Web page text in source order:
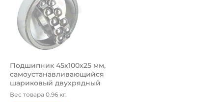
Подшипник 45х100х25 мм,
самоустанавливающийся
шариковый двухрядный
на в...
Вес товара 0.96 кг.